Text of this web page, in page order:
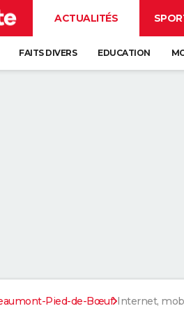
ACTUALITÉS
FAITS DIVERS EDUCATION
Pied-de-Bœuf Internet,